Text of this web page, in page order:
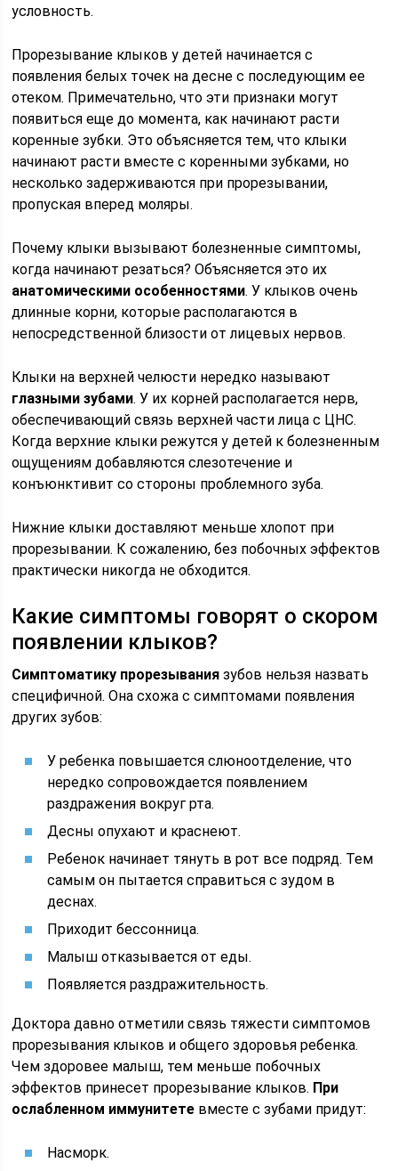
условность.
Прорезывание клыков у детей начинается с
появления белых точек на десне с последующим ее
отеком. Примечательно, что эти признаки могут
появиться еще до момента, как начинают расти
коренные зубки. Это объясняется тем, что клыки
начинают расти вместе с коренными зубками, но
несколько задерживаются при прорезывании,
пропуская вперед моляры.
Почему клыки вызывают болезненные симптомы,
когда начинают резаться? Объясняется это их
анатомическими особенностями. У клыков очень
длинные корни, которые располагаются в
непосредственной близости от лицевых нервов.
Клыки на верхней челюсти нередко называют
глазными зубами. У их корней располагается нерв,
обеспечивающий связь верхней части лица с ЦНС.
Когда верхние клыки режутся у детей к болезненным
ощущениям добавляются слезотечение и
конъюнктивит со стороны проблемного зуба.
Нижние клыки доставляют меньше хлопот при
прорезывании. К сожалению, без побочных эффектов
практически никогда не обходится.
Какие симптомы говорят о скором
появлении клыков?
Симптоматику прорезывания зубов нельзя назвать
специфичной. Она схожа с симптомами появления
других зубов:
У ребенка повышается слюноотделение, что
нередко сопровождается появлением
раздражения вокруг рта.
Десны опухают и краснеют.
Ребенок начинает тянуть в рот все подряд. Тем
самым он пытается справиться с зудом в
деснах.
Приходит бессонница.
Малыш отказывается от еды.
Появляется раздражительность.
Доктора давно отметили связь тяжести симптомов
прорезывания клыков и общего здоровья ребенка.
Чем здоровее малыш, тем меньше побочных
эффектов принесет прорезывание клыков. При
ослабленном иммунитете вместе с зубами придут:
Насморк.